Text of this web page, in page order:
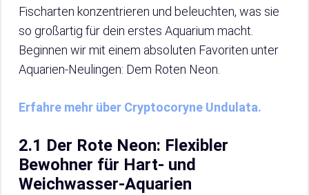
Fischarten konzentrieren und beleuchten, was sie
so großartig für dein erstes Aquarium macht.
Beginnen wir mit einem absoluten Favoriten unter
Aquarien-Neulingen: Dem Roten Neon.
Erfahre mehr über Cryptocoryne Undulata.
2.1 Der Rote Neon: Flexibler
Bewohner für Hart- und
Weichwasser-Aquarien